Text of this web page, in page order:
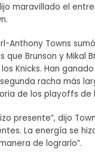
maravillado el
Anthony Towns
que Brunson y Mikal
Knicks. Han
racha más
de los playoffs de
presente”, dijo
La energía se
de lograrlo”.